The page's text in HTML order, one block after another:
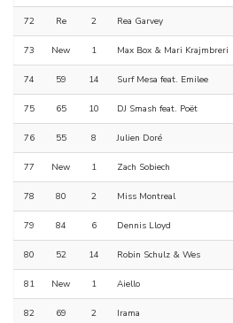
72 Re 2 Rea Garvey
73 New 1 Max Box & Mari Krajmbreri
74 59 14 Surf Mesa feat. Emilee
75 65 10 DJ Smash feat. Poët
76 55 8 Julien Doré
77 New 1 Zach Sobiech
78 80 2 Miss Montreal
79 84 6 Dennis Lloyd
80 52 14 Robin Schulz & Wes
81 New 1 Aiello
82 69 2 Irama